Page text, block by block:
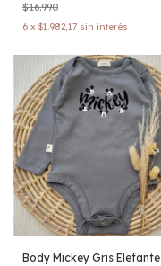
$16.990
6 x $1.982,17 sin interés
Body Mickey Gris Elefante